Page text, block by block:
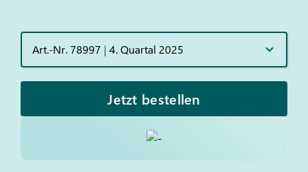
Art.-Nr. 78997 | 4. Quartal 2025
Jetzt bestellen